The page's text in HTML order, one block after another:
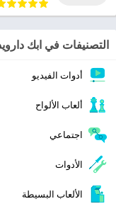
التصنيفات في ابك
أدوات الفيديو
ألعاب الألواح
اجتماعي
الأدوات
الألعاب البسيطة